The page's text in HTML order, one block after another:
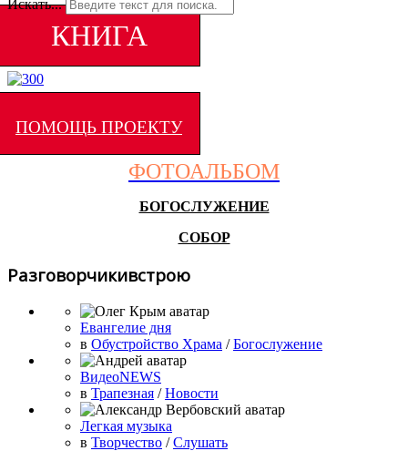
Искать...
КНИГА
ПОМОЩЬ ПРОЕКТУ
ФОТОАЛЬБОМ
БОГОСЛУЖЕНИЕ
СОБОР
Разговорчикивстрою
Евангелие дня
в Обустройство Храма /Богослужение
ВидеоNEWS
в Трапезная /Новости
Легкая музыка
в Творчество /Слушать